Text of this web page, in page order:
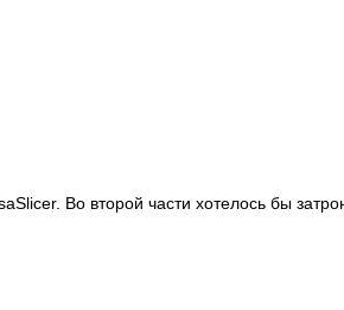
Во второй части хотелось бы